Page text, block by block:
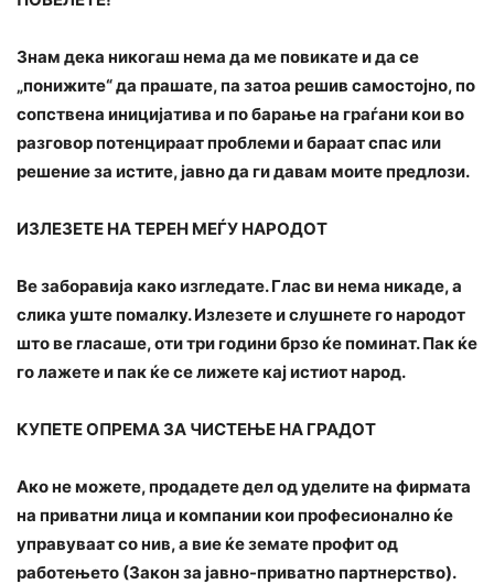
Знам дека никогаш нема да ме повикате и да се
„понижите“ да прашате, па затоа решив самостојно, по
сопствена иницијатива и по барање на граѓани кои во
разговор потенцираат проблеми и бараат спас или
решение за истите, јавно да ги давам моите предлози.
ИЗЛЕЗЕТЕ НА ТЕРЕН МЕЃУ НАРОДОТ
Ве заборавија како изгледате. Глас ви нема никаде, а
слика уште помалку. Излезете и слушнете го народот
што ве гласаше, оти три години брзо ќе поминат. Пак ќе
го лажете и пак ќе се лижете кај истиот народ.
КУПЕТЕ ОПРЕМА ЗА ЧИСТЕЊЕ НА ГРАДОТ
Ако не можете, продадете дел од уделите на фирмата
на приватни лица и компании кои професионално ќе
управуваат со нив, а вие ќе земате профит од
работењето (Закон за јавно-приватно партнерство).